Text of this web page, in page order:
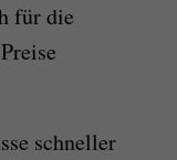
für die
schneller